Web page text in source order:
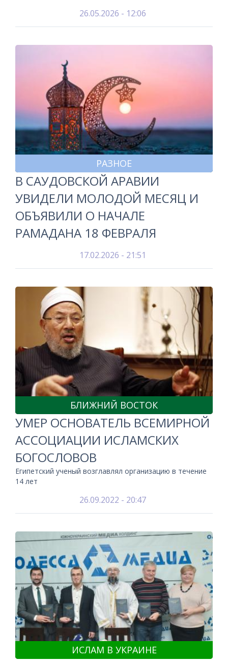
26.05.2026 - 12:06
РАЗНОЕ
В САУДОВСКОЙ АРАВИИ
УВИДЕЛИ МОЛОДОЙ МЕСЯЦ И
ОБЪЯВИЛИ О НАЧАЛЕ
РАМАДАНА 18 ФЕВРАЛЯ
17.02.2026 - 21:51
БЛИЖНИЙ ВОСТОК
УМЕР ОСНОВАТЕЛЬ ВСЕМИРНОЙ
АССОЦИАЦИИ ИСЛАМСКИХ
БОГОСЛОВОВ
Египетский ученый возглавлял организацию в течение
14 лет
26.09.2022 - 20:47
ИСЛАМ В УКРАИНЕ